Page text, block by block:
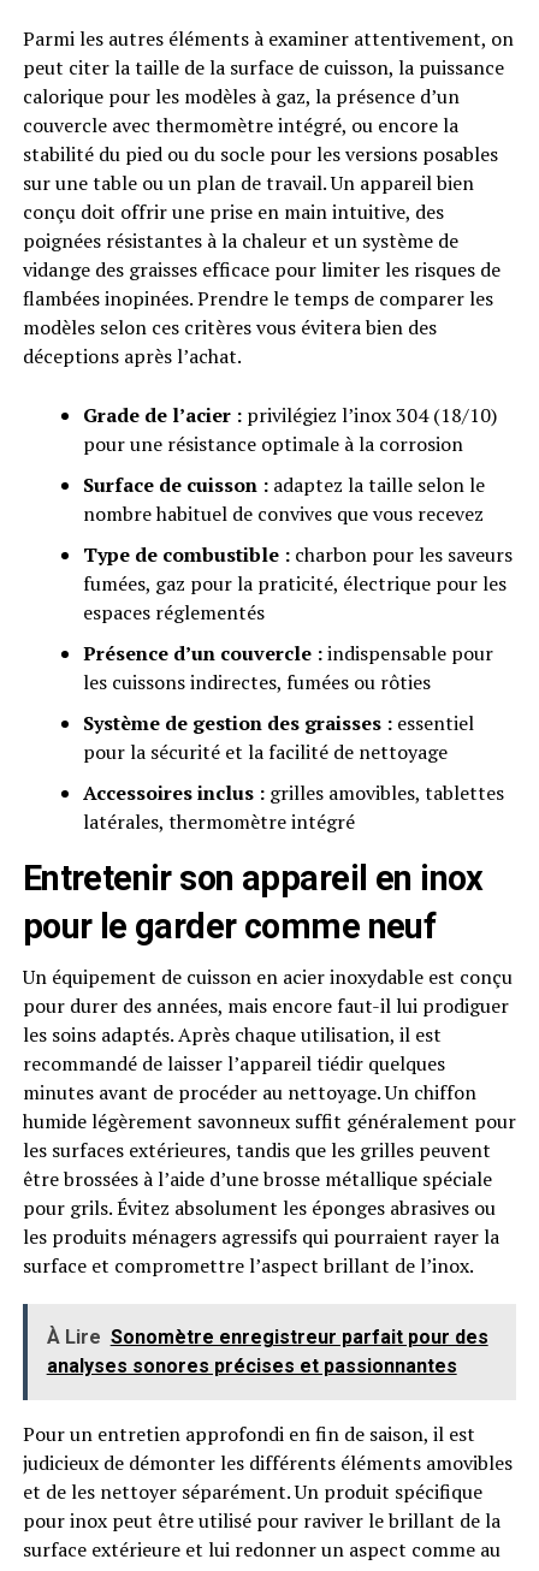
Parmi les autres éléments à examiner attentivement, on
peut citer la taille de la surface de cuisson, la puissance
calorique pour les modèles à gaz, la présence d’un
couvercle avec thermomètre intégré, ou encore la
stabilité du pied ou du socle pour les versions posables
sur une table ou un plan de travail. Un appareil bien
conçu doit offrir une prise en main intuitive, des
poignées résistantes à la chaleur et un système de
vidange des graisses efficace pour limiter les risques de
flambées inopinées. Prendre le temps de comparer les
modèles selon ces critères vous évitera bien des
déceptions après l’achat.
Grade de l’acier :privilégiez l’inox 304 (18/10)
pour une résistance optimale à la corrosion
Surface de cuisson :adaptez la taille selon le
nombre habituel de convives que vous recevez
Type de combustible :charbon pour les saveurs
fumées, gaz pour la praticité, électrique pour les
espaces réglementés
Présence d’un couvercle :indispensable pour
les cuissons indirectes, fumées ou rôties
Système de gestion des graisses :essentiel
pour la sécurité et la facilité de nettoyage
Accessoires inclus :grilles amovibles, tablettes
latérales, thermomètre intégré
Entretenir son appareil en inox
pour le garder comme neuf
Un équipement de cuisson en acier inoxydable est conçu
pour durer des années, mais encore faut-il lui prodiguer
les soins adaptés. Après chaque utilisation, il est
recommandé de laisser l’appareil tiédir quelques
minutes avant de procéder au nettoyage. Un chiffon
humide légèrement savonneux suffit généralement pour
les surfaces extérieures, tandis que les grilles peuvent
être brossées à l’aide d’une brosse métallique spéciale
pour grils. Évitez absolument les éponges abrasives ou
les produits ménagers agressifs qui pourraient rayer la
surface et compromettre l’aspect brillant de l’inox.
À Lire Sonomètre enregistreur parfait pour des
analyses sonores précises et passionnantes
Pour un entretien approfondi en fin de saison, il est
judicieux de démonter les différents éléments amovibles
et de les nettoyer séparément. Un produit spécifique
pour inox peut être utilisé pour raviver le brillant de la
surface extérieure et lui redonner un aspect comme au